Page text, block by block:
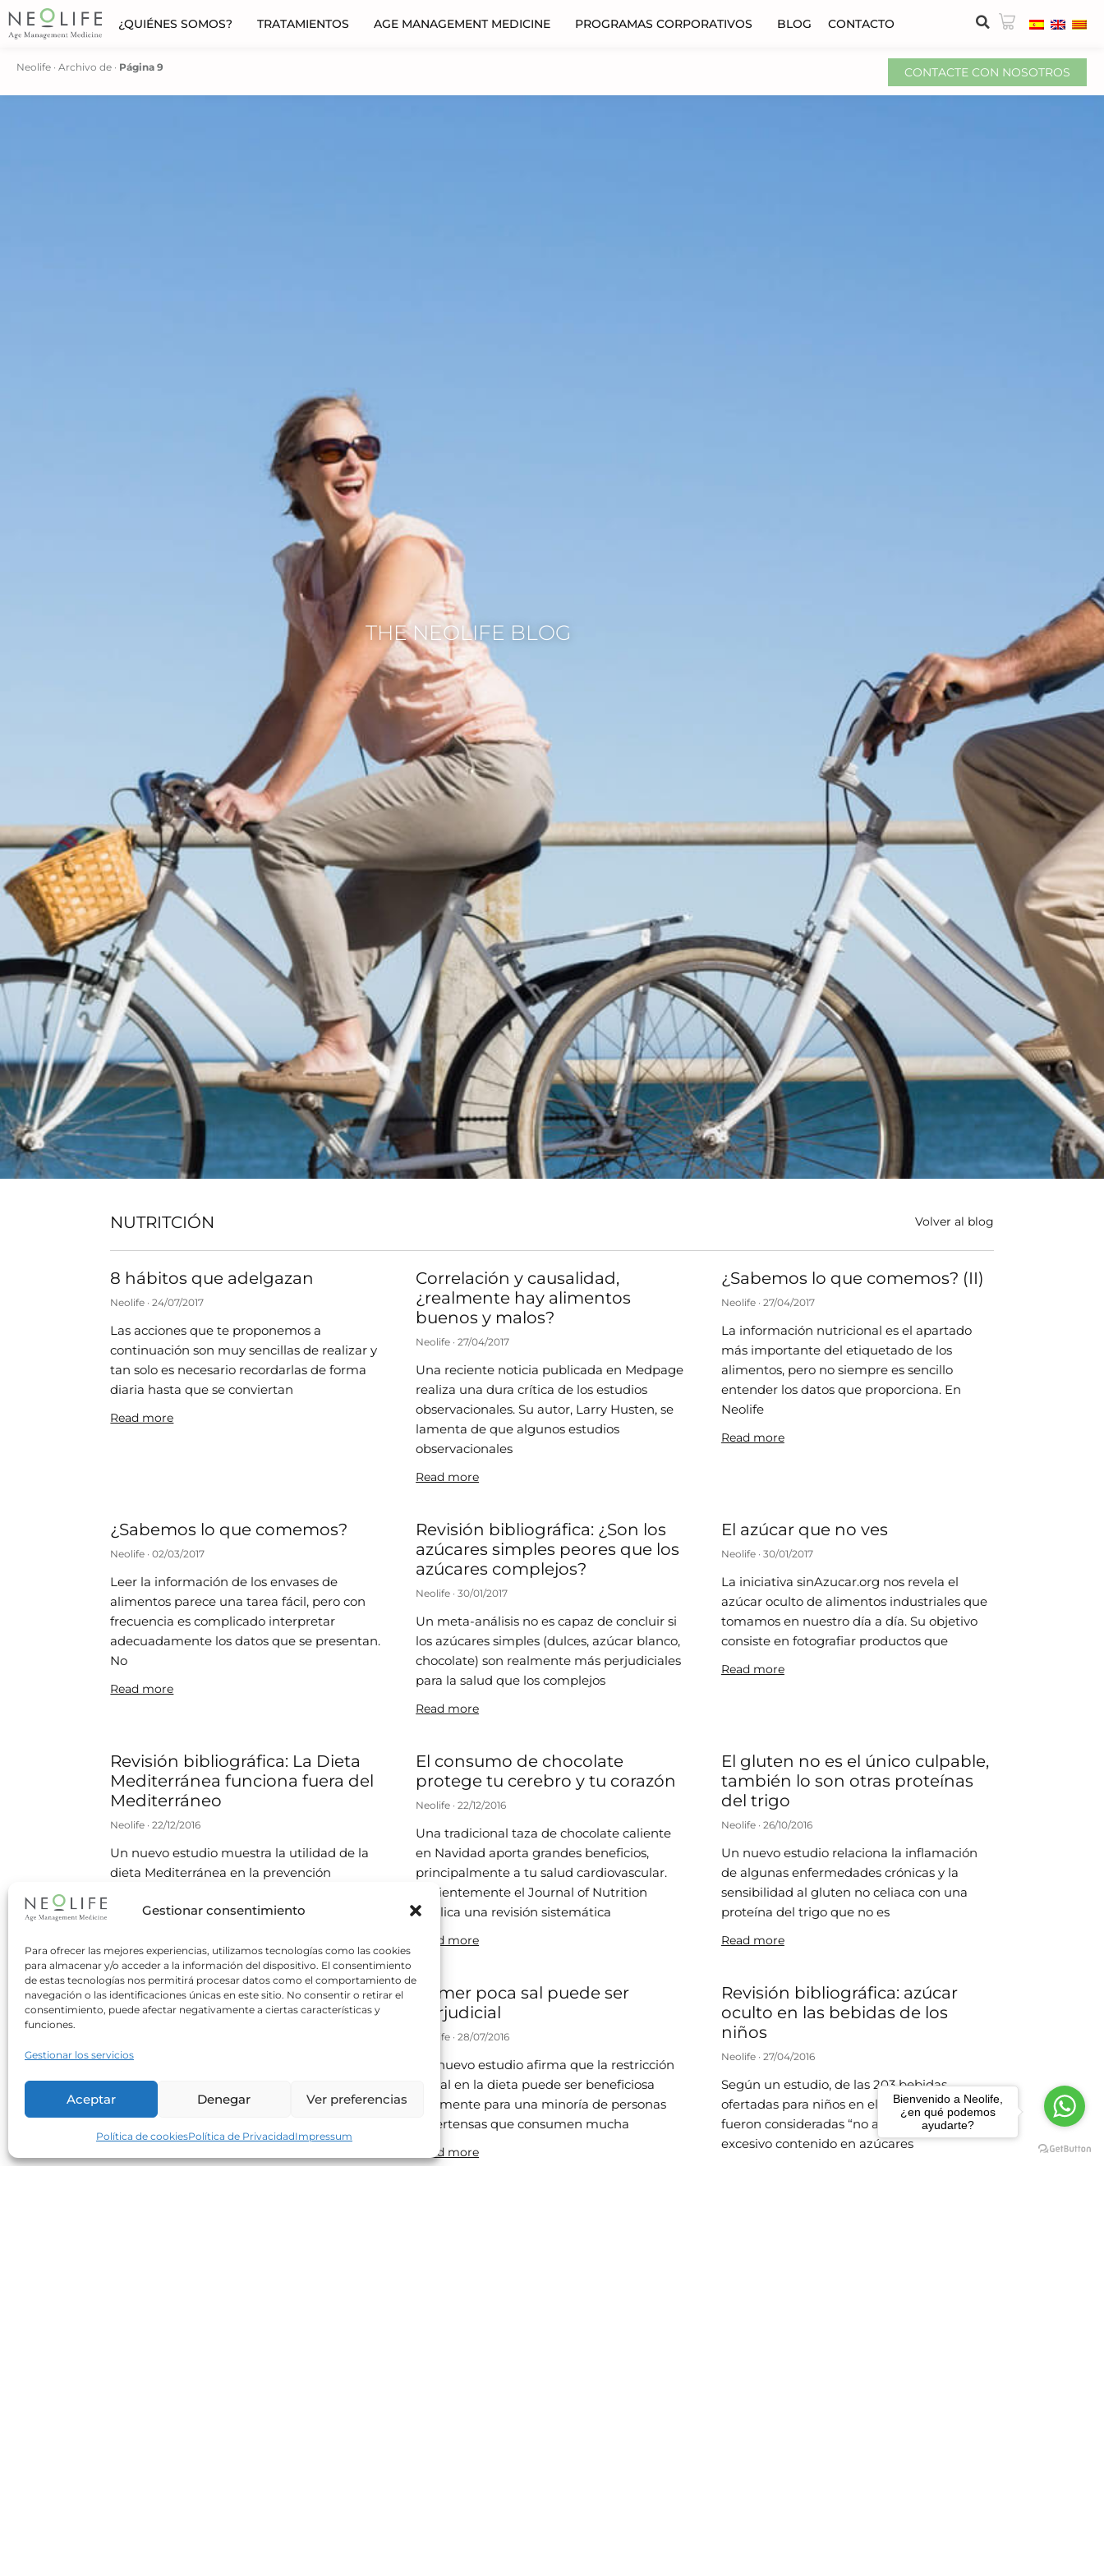
Gestionar consentimiento
Para ofrecer las mejores experiencias, utilizamos tecnologías como las cookies
para almacenar y/o acceder a la información del dispositivo. El consentimiento
de estas tecnologías nos permitirá procesar datos como el comportamiento de
navegación o las identificaciones únicas en este sitio. No consentir o retirar el
consentimiento, puede afectar negativamente a ciertas características y
funciones.
Gestionar los servicios
Aceptar Denegar Ver preferencias
Política de cookiesPolítica de PrivacidadImpressum
¿QUIÉNES SOMOS? TRATAMIENTOS AGE MANAGEMENT MEDICINE PROGRAMAS CORPORATIVOS BLOG CONTACTO
Neolife · Archivo de · Página 9 CONTACTE CON NOSOTROS
THE NEOLIFE BLOG
NUTRITCIÓN Volver al blog
8 hábitos que adelgazan
Neolife 24/07/2017
Las acciones que te proponemos a
continuación son muy sencillas de realizar y
tan solo es necesario recordarlas de forma
diaria hasta que se conviertan
Read more
Correlación y causalidad,
¿realmente hay alimentos
buenos y malos?
Neolife 27/04/2017
Una reciente noticia publicada en Medpage
realiza una dura crítica de los estudios
observacionales. Su autor, Larry Husten, se
lamenta de que algunos estudios
observacionales
Read more
¿Sabemos lo que comemos? (II)
Neolife 27/04/2017
La información nutricional es el apartado
más importante del etiquetado de los
alimentos, pero no siempre es sencillo
entender los datos que proporciona. En
Neolife
Read more
¿Sabemos lo que comemos?
Neolife 02/03/2017
Leer la información de los envases de
alimentos parece una tarea fácil, pero con
frecuencia es complicado interpretar
adecuadamente los datos que se presentan.
No
Read more
Revisión bibliográfica: ¿Son los
azúcares simples peores que los
azúcares complejos?
Neolife 30/01/2017
Un meta-análisis no es capaz de concluir si
los azúcares simples (dulces, azúcar blanco,
chocolate) son realmente más perjudiciales
para la salud que los complejos
Read more
El azúcar que no ves
Neolife 30/01/2017
La iniciativa sinAzucar.org nos revela el
azúcar oculto de alimentos industriales que
tomamos en nuestro día a día. Su objetivo
consiste en fotografiar productos que
Read more
Revisión bibliográfica: La Dieta
Mediterránea funciona fuera del
Mediterráneo
Neolife 22/12/2016
Un nuevo estudio muestra la utilidad de la
dieta Mediterránea en la prevención
en el Reino Unido. Tammy Y. N.
El consumo de chocolate
protege tu cerebro y tu corazón
Neolife 22/12/2016
Una tradicional taza de chocolate caliente
en Navidad aporta grandes beneficios,
principalmente a tu salud cardiovascular.
Recientemente el Journal of Nutrition
publica una revisión sistemática
Read more
El gluten no es el único culpable,
también lo son otras proteínas
del trigo
Neolife 26/10/2016
Un nuevo estudio relaciona la inflamación
de algunas enfermedades crónicas y la
sensibilidad al gluten no celiaca con una
proteína del trigo que no es
Read more
Nueces vs cáncer colorrectal
Neolife 28/09/2016
consumo de nueces podría reducir el
desarrollo del cáncer de colon. Los
investigadores del estudio hallaron que en
Read more
Comer poca sal puede ser
perjudicial
Neolife 28/07/2016
Un nuevo estudio afirma que la restricción
de sal en la dieta puede ser beneficiosa
solamente para una minoría de personas
hipertensas que consumen mucha
Read more
Revisión bibliográfica: azúcar
oculto en las bebidas de los
niños
Neolife 27/04/2016
Según un estudio, de las 203 bebidas
ofertadas para niños en el Reino Unido, 140
fueron consideradas “no aptas” por su
excesivo contenido en azúcares
Bienvenido a Neolife,
¿en qué podemos
ayudarte?